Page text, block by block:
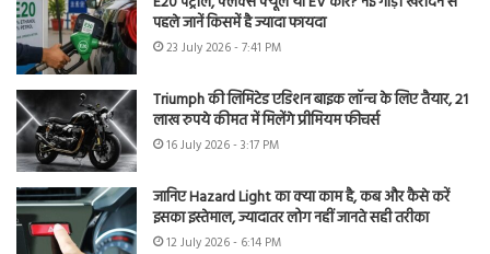
पहले जानें किसमें है ज्यादा फायदा
23 July 2026 - 7:41 PM
Triumph की लिमिटेड एडिशन बाइक लॉन्च के लिए तैयार, 21
लाख रुपये कीमत में मिलेंगे प्रीमियम फीचर्स
16 July 2026 - 3:17 PM
जानिए Hazard Light का क्या काम है, कब और कैसे करें
इसका इस्तेमाल, ज्यादातर लोग नहीं जानते सही तरीका
12 July 2026 - 6:14 PM